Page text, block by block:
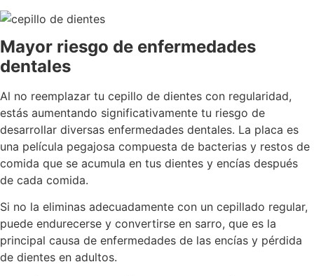
Mayor riesgo de enfermedades
dentales
Al no reemplazar tu cepillo de dientes con regularidad,
estás aumentando significativamente tu riesgo de
desarrollar diversas enfermedades dentales. La placa es
una película pegajosa compuesta de bacterias y restos de
comida que se acumula en tus dientes y encías después
de cada comida.
Si no la eliminas adecuadamente con un cepillado regular,
puede endurecerse y convertirse en sarro, que es la
principal causa de enfermedades de las encías y pérdida
de dientes en adultos.